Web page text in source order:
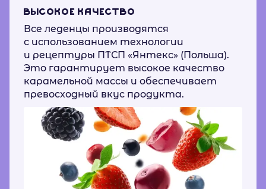
ВЫСОКОЕ КАЧЕСТВО
Все леденцы производятся
с использованием технологии
и рецептуры ПТСП «Янтекс» (Польша).
Это гарантирует высокое качество
карамельной массы и обеспечивает
превосходный вкус продукта.